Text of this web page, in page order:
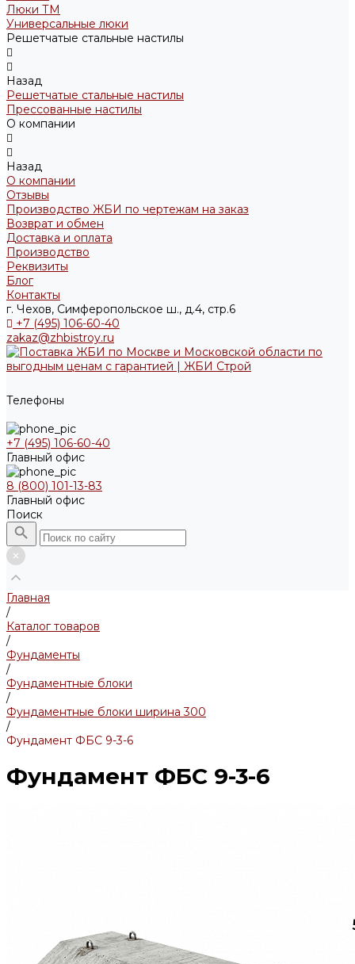
Люки ТМ
Универсальные люки
Решетчатые стальные настилы
Назад
Решетчатые стальные настилы
Прессованные настилы
О компании
Назад
О компании
Отзывы
Производство ЖБИ по чертежам на заказ
Возврат и обмен
Доставка и оплата
Производство
Реквизиты
Блог
Контакты
г. Чехов, Симферопольское ш., д.4, стр.6
+7 (495) 106-60-40
zakaz@zhbistroy.ru
Телефоны
+7 (495) 106-60-40
Главный офис
8 (800) 101-13-83
Главный офис
Поиск
Главная
/
Каталог товаров
/
Фундаменты
/
Фундаментные блоки
/
Фундаментные блоки ширина 300
/
Фундамент ФБС 9-3-6
Фундамент ФБС 9-3-6